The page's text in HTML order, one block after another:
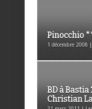
Pinocchio
1 décembre 2008
BD à Bastia
Christian